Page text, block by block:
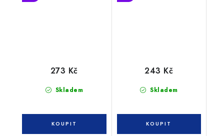
Skladem
273 Kč
Skladem
243 Kč